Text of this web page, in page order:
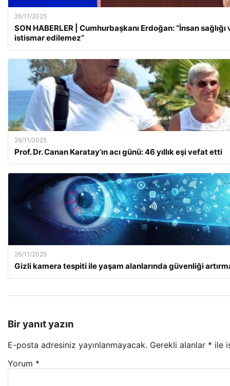
26/11/2025
SON HABERLER | Cumhurbaşkanı Erdoğan: “İnsan sağlığı
istismar edilemez”
26/11/2025
Prof. Dr. Canan Karatay’ın acı günü: 46 yıllık eşi vefat etti
26/11/2025
Gizli kamera tespiti ile yaşam alanlarında güvenliği
Bir yanıt yazın
E-posta adresiniz yayınlanmayacak. Gerekli alanlar * ile
Yorum *